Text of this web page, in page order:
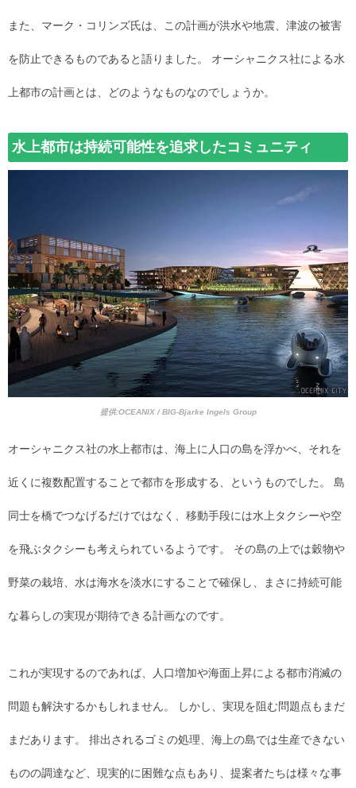
また、マーク・コリンズ氏は、この計画が洪水や地震、津波の被害
を防止できるものであると語りました。 オーシャニクス社による水
上都市の計画とは、どのようなものなのでしょうか。
水上都市は持続可能性を追求したコミュニティ
提供:OCEANIX / BIG-Bjarke Ingels Group
オーシャニクス社の水上都市は、海上に人口の島を浮かべ、それを
近くに複数配置することで都市を形成する、というものでした。 島
同士を橋でつなげるだけではなく、移動手段には水上タクシーや空
を飛ぶタクシーも考えられているようです。 その島の上では穀物や
野菜の栽培、水は海水を淡水にすることで確保し、まさに持続可能
な暮らしの実現が期待できる計画なのです。
これが実現するのであれば、人口増加や海面上昇による都市消滅の
問題も解決するかもしれません。 しかし、実現を阻む問題点もまだ
まだあります。 排出されるゴミの処理、海上の島では生産できない
ものの調達など、現実的に困難な点もあり、提案者たちは様々な事